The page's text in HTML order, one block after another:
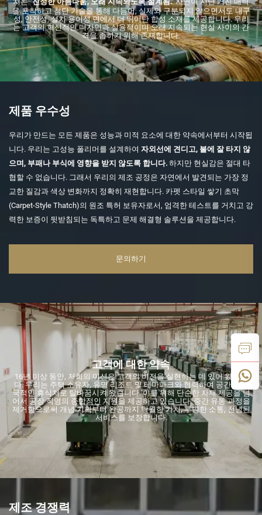
을 포착하고 첨단 기술을 통해 다듬어, 실제와 구분되지 않으면서도 내구
성, 안전성, 설치 용이성 면에서 더 뛰어난 합성 소재를 제공합니다. 우리
는 고객의 혁신적인 디자인과 실용적이며 오래 지속되는 현실 사이의 간
격을 좁히기 위해 존재합니다.
제품 우수성
우리가 만드는 모든 제품은 성능과 미적 요소에 대한 약속에서부터 시작됩
니다. 우리는 고성능 폴리머를 설계하여 자외선에 견디고, 불에 잘 타지 않
으며, 부패나 부식에 영향을 받지 않도록 합니다. 하지만 현실감은 절대 타
협할 수 없습니다. 그래서 우리의 제조 공정은 자연에서 발견되는 가장 정
교한 질감과 색상 변화까지 정확히 재현합니다. 카펫 스타일 쌓기 초막
(Carpet-Style Thatch)의 원조 특허 보유자로서, 엄격한 테스트를 거치고 강
력한 보증이 뒷받침되는 독특하고 문제 해결형 솔루션을 제공합니다.
문의하기
고객에 대한 약속
16년 이상 동안, 저희의 미션은 고객의 비전을 실현하는 데 있어 왔습니
다. 우리는 주택 소유자, 유명 리조트 및 테마파크와 협력하여 공간을 이
국적인 휴식처로 탈바꿈시켜 왔습니다. 이를 위해 단순한 자재 제공을 넘
어서 공장 직영의 종합적인 지원을 제공하고 있습니다. 중간 유통 과정을
제거함으로써 개념 기획부터 완공까지 탁월한 가치, 투명한 소통, 전념된
서비스를 보장합니다.
제조 경쟁력